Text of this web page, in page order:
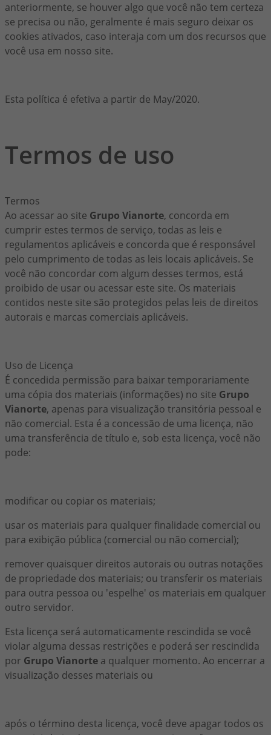
anteriormente, se houver algo que você não tem certeza
se precisa ou não, geralmente é mais seguro deixar os
cookies ativados, caso interaja com um dos recursos que
você usa em nosso site.
Esta política é efetiva a partir de May/2020.
Termos de uso
Termos
Ao acessar ao site Grupo Vianorte, concorda em
cumprir estes termos de serviço, todas as leis e
regulamentos aplicáveis e concorda que é responsável
pelo cumprimento de todas as leis locais aplicáveis. Se
você não concordar com algum desses termos, está
proibido de usar ou acessar este site. Os materiais
contidos neste site são protegidos pelas leis de direitos
autorais e marcas comerciais aplicáveis.
Uso de Licença
É concedida permissão para baixar temporariamente
uma cópia dos materiais (informações) no site Grupo
Vianorte, apenas para visualização transitória pessoal e
não comercial. Esta é a concessão de uma licença, não
uma transferência de título e, sob esta licença, você não
pode:
modificar ou copiar os materiais;
usar os materiais para qualquer finalidade comercial ou
para exibição pública (comercial ou não comercial);
remover quaisquer direitos autorais ou outras notações
de propriedade dos materiais; ou transferir os materiais
para outra pessoa ou 'espelhe' os materiais em qualquer
outro servidor.
Esta licença será automaticamente rescindida se você
violar alguma dessas restrições e poderá ser rescindida
por Grupo Vianorte a qualquer momento. Ao encerrar a
visualização desses materiais ou
após o término desta licença, você deve apagar todos os